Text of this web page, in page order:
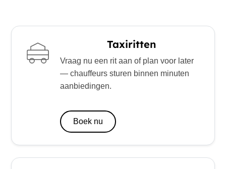
Taxiritten
Vraag nu een rit aan of plan voor later
— chauffeurs sturen binnen minuten
aanbiedingen.
Boek nu